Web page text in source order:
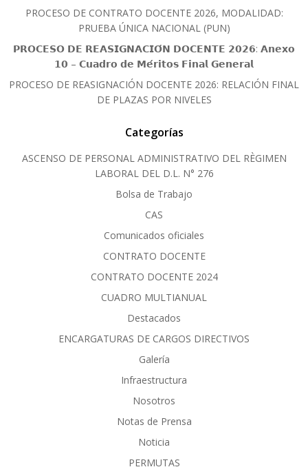
PROCESO DE CONTRATO DOCENTE 2026, MODALIDAD:
PRUEBA ÚNICA NACIONAL (PUN)
𝗣𝗥𝗢𝗖𝗘𝗦𝗢 𝗗𝗘 𝗥𝗘𝗔𝗦𝗜𝗚𝗡𝗔𝗖𝗜𝗢́𝗡 𝗗𝗢𝗖𝗘𝗡𝗧𝗘 𝟮𝟬𝟮𝟲: 𝗔𝗻𝗲𝘅𝗼
𝟭𝟬 – 𝗖𝘂𝗮𝗱𝗿𝗼 𝗱𝗲 𝗠𝗲́𝗿𝗶𝘁𝗼𝘀 𝗙𝗶𝗻𝗮𝗹 𝗚𝗲𝗻𝗲𝗿𝗮𝗹
PROCESO DE REASIGNACIÓN DOCENTE 2026: RELACIÓN FINAL
DE PLAZAS POR NIVELES
Categorías
ASCENSO DE PERSONAL ADMINISTRATIVO DEL RÈGIMEN
LABORAL DEL D.L. N° 276
Bolsa de Trabajo
CAS
Comunicados oficiales
CONTRATO DOCENTE
CONTRATO DOCENTE 2024
CUADRO MULTIANUAL
Destacados
ENCARGATURAS DE CARGOS DIRECTIVOS
Galería
Infraestructura
Nosotros
Notas de Prensa
Noticia
PERMUTAS